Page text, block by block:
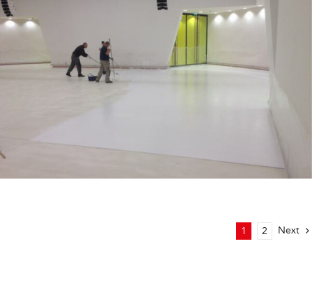
1 2 Next